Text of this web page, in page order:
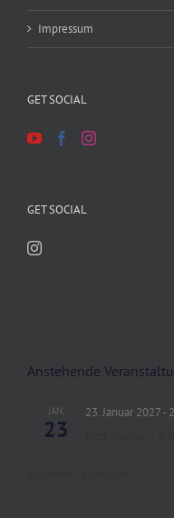
Impressum
GET SOCIAL
GET SOCIAL
Anstehende
JAN.
23
23. Januar 2027-